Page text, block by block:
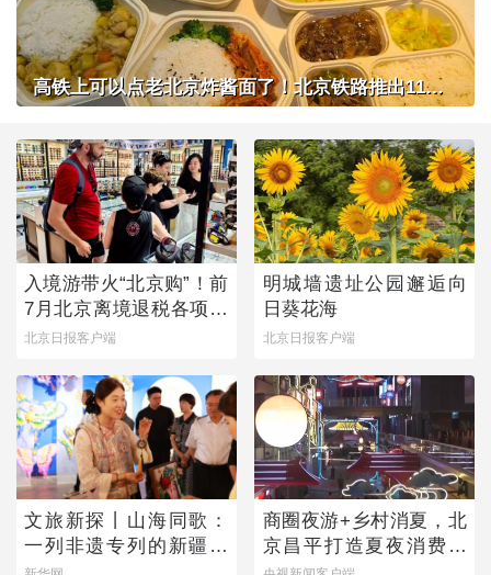
高铁上可以点老北京炸酱面了！北京铁路推出11款新品高铁餐
入境游带火“北京购”！前
7月北京离境退税各项数
据均创新高
北京日报客户端
明城墙遗址公园邂逅向
日葵花海
北京日报客户端
文旅新探丨山海同歌：
一列非遗专列的新疆旅
程
商圈夜游+乡村消夏，北
京昌平打造夏夜消费新
图景